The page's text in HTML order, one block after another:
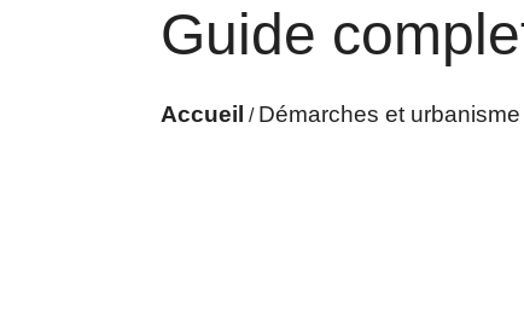
Guide
Accueil / Démarches et urbanisme